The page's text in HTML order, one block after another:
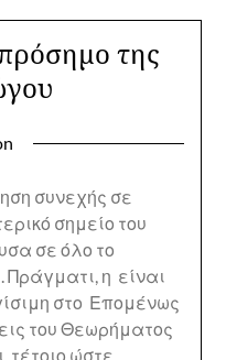
της
συνεχής σε
σημείο του
σε όλο το
Πράγματι, η είναι
στο Επομένως
του Θεωρήματος
τέτοιο ώστε